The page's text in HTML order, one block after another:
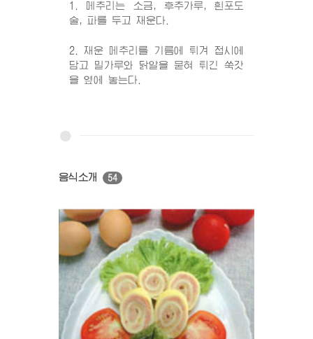
1. 메추리는 소금, 후추가루, 흰포도
술, 파를 두고 재운다.
2. 재운 메추리를 기름에 튀겨 접시에
담고 밀가루와 닭알을 묻혀 튀긴 쑥갓
을 옆에 놓는다.
음식소개 54